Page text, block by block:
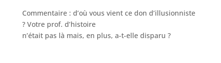
Commentaire : d’où vous vient ce don d’illusionniste
? Votre prof. d’histoire
n’était pas là mais, en plus, a-t-elle disparu ?